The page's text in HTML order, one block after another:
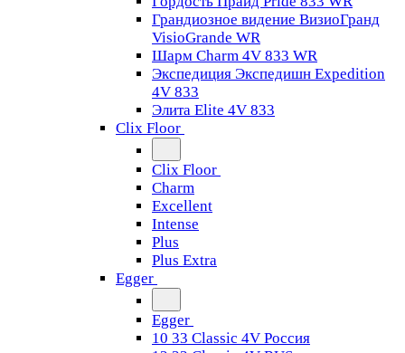
Грандиозное видение ВизиоГранд
VisioGrande WR
Шарм Charm 4V 833 WR
Экспедиция Экспедишн Expedition
4V 833
Элита Elite 4V 833
Clix Floor
Clix Floor
Charm
Excellent
Intense
Plus
Plus Extra
Egger
Egger
10 33 Classic 4V Россия